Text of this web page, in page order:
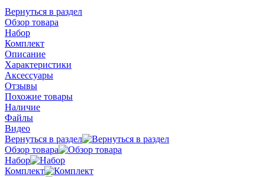
Вернуться в раздел
Обзор товара
Набор
Комплект
Описание
Характеристики
Аксессуары
Отзывы
Похожие товары
Наличие
Файлы
Видео
Вернуться в раздел
Обзор товара
Набор
Комплект